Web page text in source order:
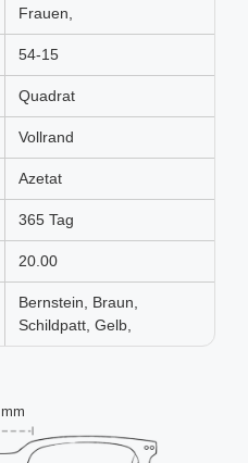
Frauen,
54-15
Quadrat
Vollrand
Azetat
365 Tag
20.00
Bernstein, Braun,
Schildpatt, Gelb,
mm